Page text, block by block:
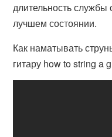
длительность службы
лучшем состоянии.
Как наматывать
гитару how to string a